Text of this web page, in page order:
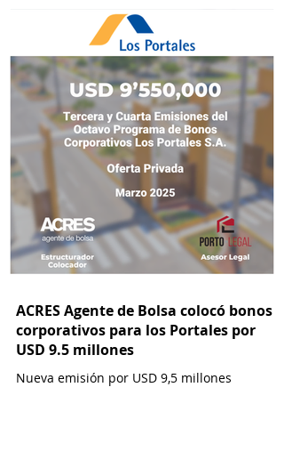
ACRES Agente de Bolsa colocó bonos
corporativos para los Portales por
USD 9.5 millones
Nueva emisión por USD 9,5 millones